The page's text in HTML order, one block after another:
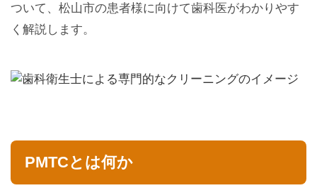
ついて、松山市の患者様に向けて歯科医がわかりやす
く解説します。
PMTCとは何か